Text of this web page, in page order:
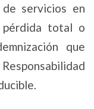
servicios en
pérdida total o
que